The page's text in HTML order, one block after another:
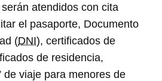
atendidos con cita
el pasaporte, Documento
(DNI), certificados de
de residencia,
de viaje para menores de